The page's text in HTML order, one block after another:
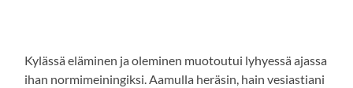
Kylässä eläminen ja oleminen muotoutui lyhyessä ajassa
ihan normimeiningiksi. Aamulla heräsin, hain vesiastiani